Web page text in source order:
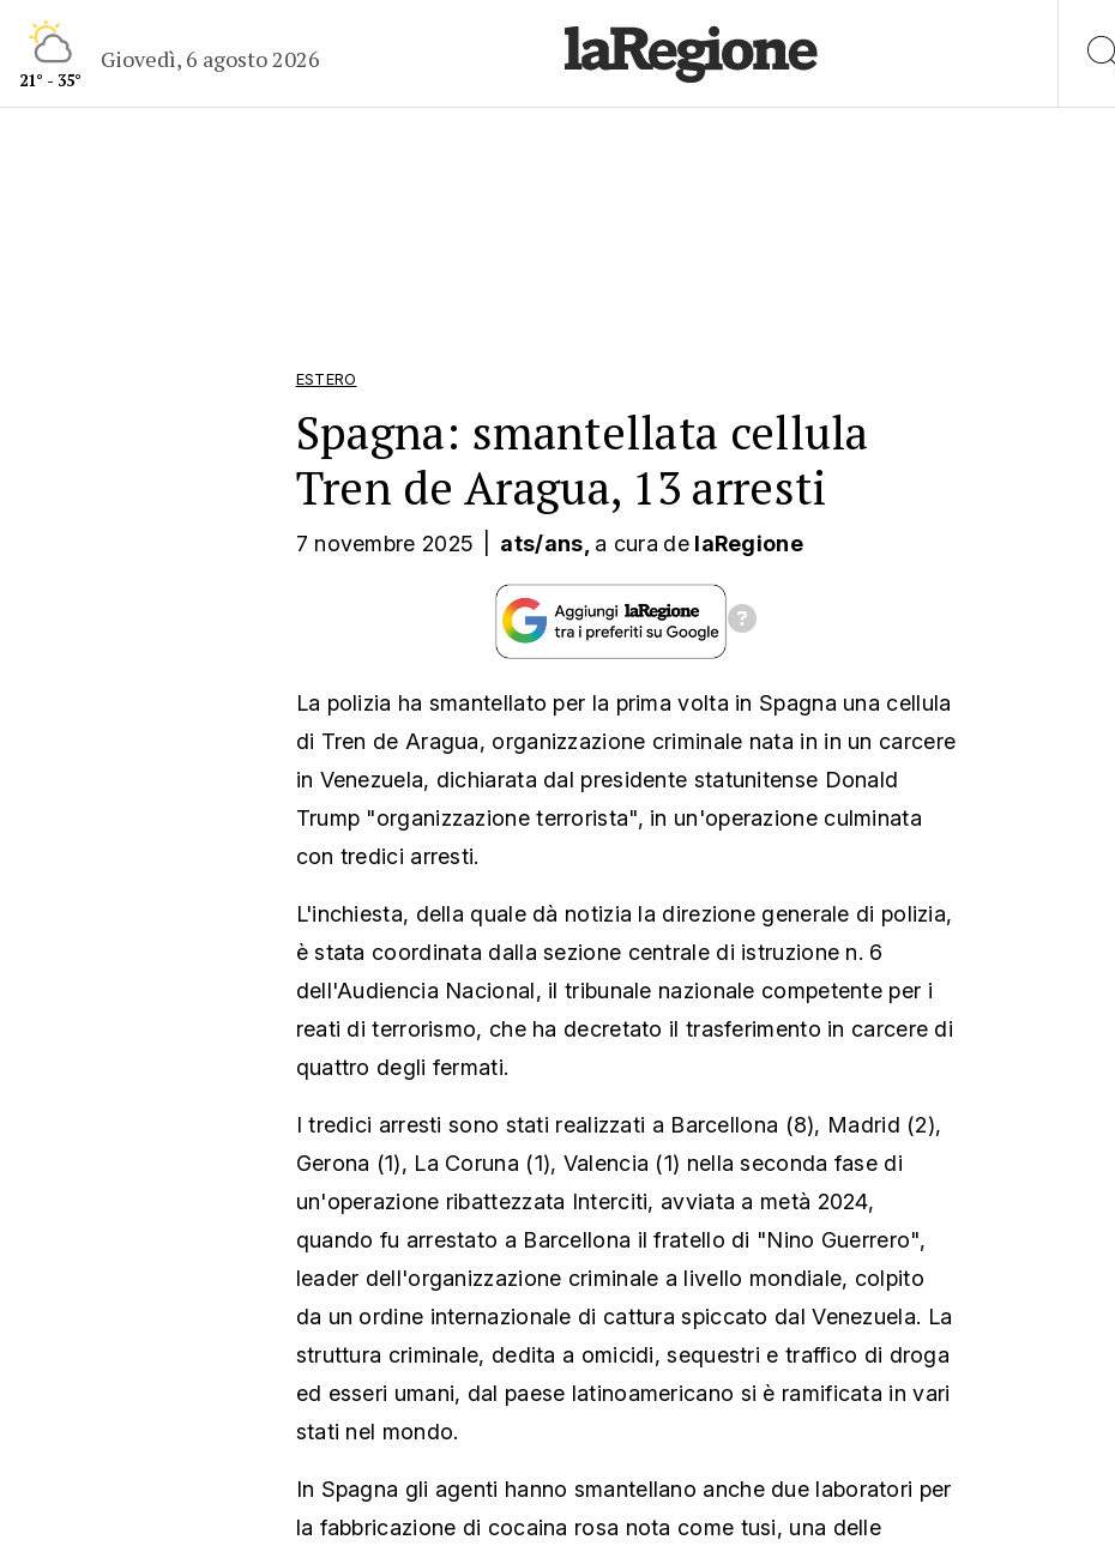
21° - 35°
Giovedì, 6 agosto 2026
ESTERO
Spagna: smantellata cellula
Tren de Aragua, 13 arresti
7 novembre 2025 ats/ans, a cura de laRegione
La polizia ha smantellato per la prima volta in Spagna una cellula
di Tren de Aragua, organizzazione criminale nata in in un carcere
in Venezuela, dichiarata dal presidente statunitense Donald
Trump "organizzazione terrorista", in un'operazione culminata
con tredici arresti.
L'inchiesta, della quale dà notizia la direzione generale di polizia,
è stata coordinata dalla sezione centrale di istruzione n. 6
dell'Audiencia Nacional, il tribunale nazionale competente per i
reati di terrorismo, che ha decretato il trasferimento in carcere di
quattro degli fermati.
I tredici arresti sono stati realizzati a Barcellona (8), Madrid (2),
Gerona (1), La Coruna (1), Valencia (1) nella seconda fase di
un'operazione ribattezzata Interciti, avviata a metà 2024,
quando fu arrestato a Barcellona il fratello di "Nino Guerrero",
leader dell'organizzazione criminale a livello mondiale, colpito
da un ordine internazionale di cattura spiccato dal Venezuela. La
struttura criminale, dedita a omicidi, sequestri e traffico di droga
ed esseri umani, dal paese latinoamericano si è ramificata in vari
stati nel mondo.
In Spagna gli agenti hanno smantellano anche due laboratori per
la fabbricazione di cocaina rosa nota come tusi, una delle